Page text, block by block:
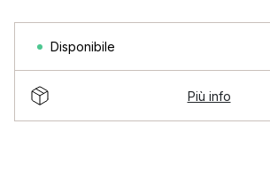
Disponibile
Più info